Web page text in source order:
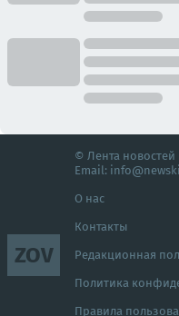
ZOV
© Лента новостей
Email:
О нас
Контакты
Редакционная
Политика
Правила